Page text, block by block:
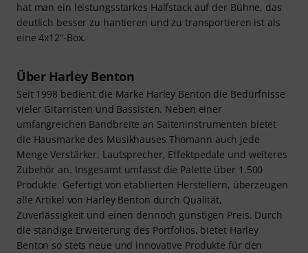
hat man ein leistungsstarkes Halfstack auf der Bühne, das
deutlich besser zu hantieren und zu transportieren ist als
eine 4x12“-Box.
Über Harley Benton
Seit 1998 bedient die Marke Harley Benton die Bedürfnisse
vieler Gitarristen und Bassisten. Neben einer
umfangreichen Bandbreite an Saiteninstrumenten bietet
die Hausmarke des Musikhauses Thomann auch jede
Menge Verstärker, Lautsprecher, Effektpedale und weiteres
Zubehör an. Insgesamt umfasst die Palette über 1.500
Produkte. Gefertigt von etablierten Herstellern, überzeugen
alle Artikel von Harley Benton durch Qualität,
Zuverlässigkeit und einen dennoch günstigen Preis. Durch
die ständige Erweiterung des Portfolios, bietet Harley
Benton so stets neue und innovative Produkte für den